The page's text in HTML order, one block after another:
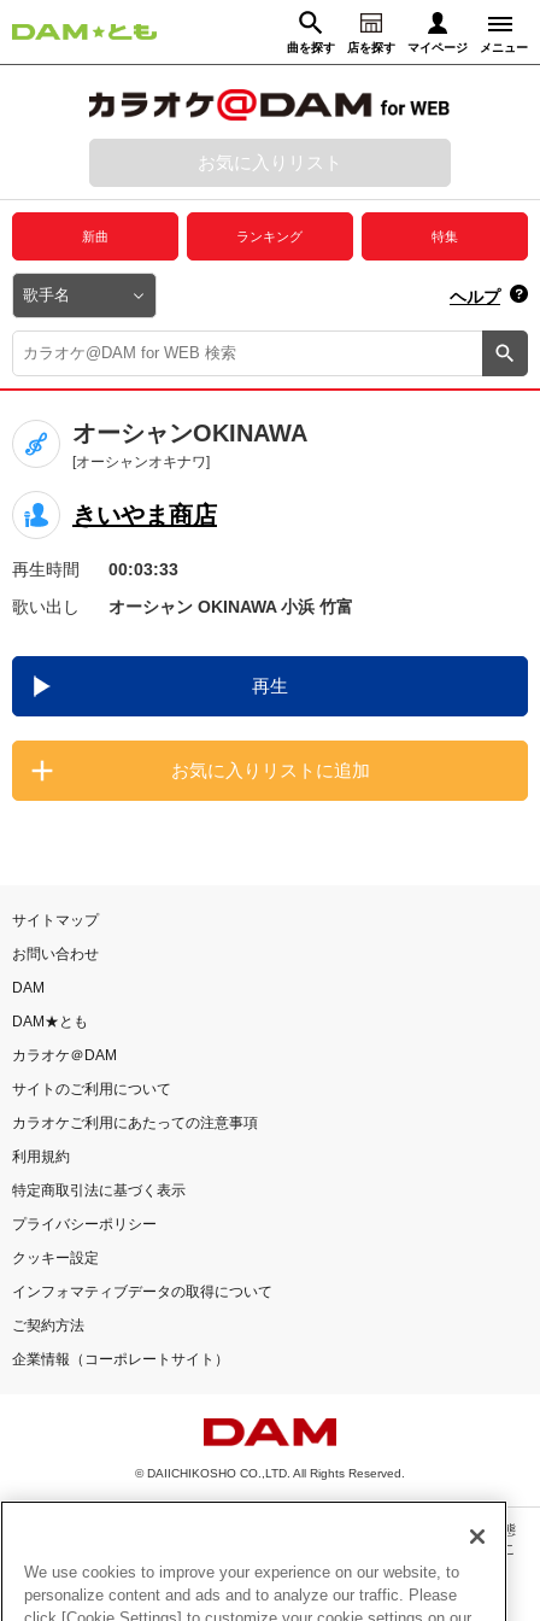
曲を探す 店を探す マイページ メニュー
動画からさがす 録音からさがす
ログイン
プレミアムサービス
DAM★とも動画
DAM★とも録音
カラオケ＠DAM
ユーザー検索
キャンペーン
お知らせ よくあるご質問
DAMの新曲・ランキングなど
カラオケ最新情報をチェック！
お気に入りリスト
新曲 ランキング 特集
ヘルプ
オーシャンOKINAWA
[オーシャンオキナワ]
きいやま商店
再生時間
00:03:33
歌い出し
オーシャン OKINAWA 小浜 竹富
再生
お気に入りリストに追加
サイトマップ
お問い合わせ
DAM
DAM★とも
カラオケ＠DAM
サイトのご利用について
カラオケご利用にあたっての注意事項
利用規約
特定商取引法に基づく表示
プライバシーポリシー
クッキー設定
インフォマティブデータの取得について
ご契約方法
企業情報（コーポレートサイト）
© DAIICHIKOSHO CO.,LTD. All Rights Reserved.
このサイトに掲載されている一切の文章・画像・写真・動画・音声等を、手段や形態
を問わず、著作権法の定める範囲を超えて無断で複製、転載、ファイル化などするこ
とを禁じます。
楽曲及びコンテンツは、機種によりご利用いただけない場合があります。
We use cookies to improve your experience on our website, to
personalize content and ads and to analyze our traffic. Please